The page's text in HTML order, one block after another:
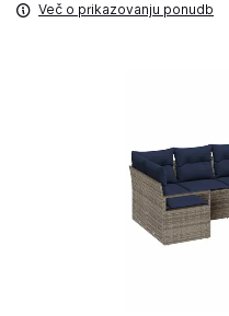
Več o prikazovanju ponudb